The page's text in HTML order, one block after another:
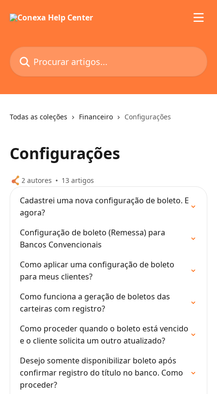
Procurar artigos...
Todas as coleções Financeiro Configurações
Configurações
2 autores 13 artigos
Cadastrei uma nova configuração de boleto. E
agora?
Configuração de boleto (Remessa) para
Bancos Convencionais
Como aplicar uma configuração de boleto
para meus clientes?
Como funciona a geração de boletos das
carteiras com registro?
Como proceder quando o boleto está vencido
e o cliente solicita um outro atualizado?
Desejo somente disponibilizar boleto após
confirmar registro do título no banco. Como
proceder?